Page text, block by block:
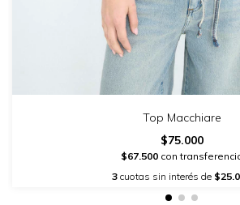
Top Macchiare
$75.000
$67.500con
3 cuotas sin interés de